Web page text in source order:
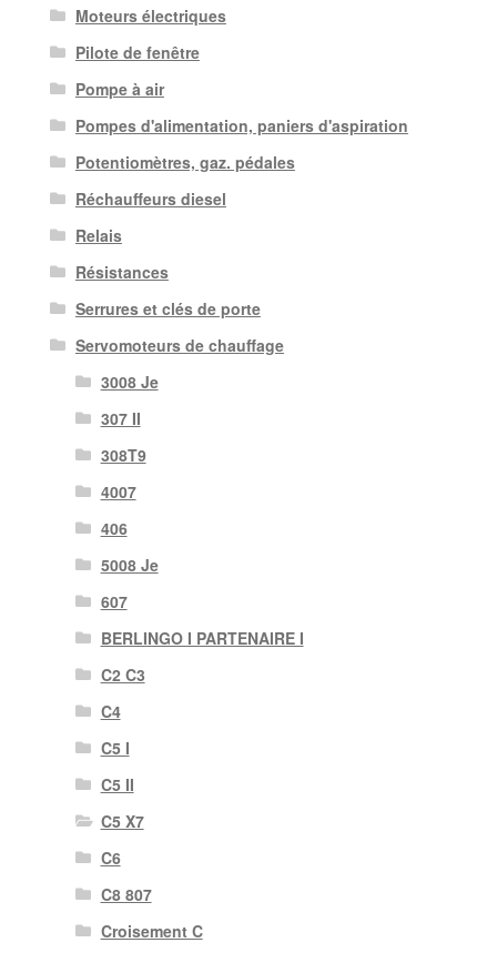
Moteurs électriques
Pilote de fenêtre
Pompe à air
Pompes d'alimentation, paniers d'aspiration
Potentiomètres, gaz. pédales
Réchauffeurs diesel
Relais
Résistances
Serrures et clés de porte
Servomoteurs de chauffage
3008 Je
307 II
308T9
4007
406
5008 Je
607
BERLINGO I PARTENAIRE I
C2 C3
C4
C5 I
C5 II
C5 X7
C6
C8 807
Croisement C